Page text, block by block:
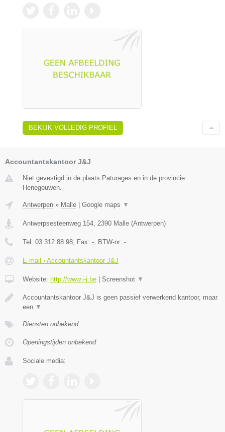
BEKIJK VOLLEDIG PROFIEL
Accountantskantoor J&J
Niet gevestigd in de plaats Paturages en in de provincie
Henegouwen.
Antwerpen » Malle | Google maps ▼
Antwerpsesteenweg 154 2390 Malle (Antwerpen)
Tel: 03 312 88 98 , Fax: - , BTW-nr: -
E-mail › Accountantskantoor J&J
Website: http://www.j-j.be | Screenshot ▼
Accountantskantoor J&J is geen passief verwerkend kantoor, maar
een ▼
Diensten onbekend
Openingstijden onbekend
Sociale media: